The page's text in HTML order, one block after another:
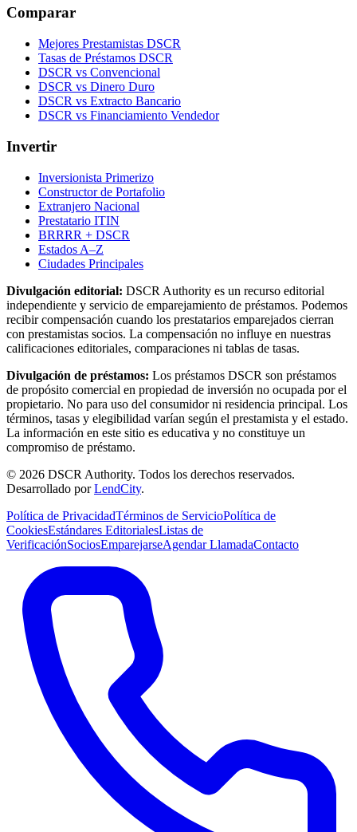
Comparar
Mejores Prestamistas DSCR
Tasas de Préstamos DSCR
DSCR vs Convencional
DSCR vs Dinero Duro
DSCR vs Extracto Bancario
DSCR vs Financiamiento Vendedor
Invertir
Inversionista Primerizo
Constructor de Portafolio
Extranjero Nacional
Prestatario ITIN
BRRRR + DSCR
Estados A–Z
Ciudades Principales
Divulgación editorial: DSCR Authority es un recurso editorial
independiente y servicio de emparejamiento de préstamos. Podemos
recibir compensación cuando los prestatarios emparejados cierran
con prestamistas socios. La compensación no influye en nuestras
calificaciones editoriales, comparaciones ni tablas de tasas.
Divulgación de préstamos: Los préstamos DSCR son préstamos
de propósito comercial en propiedad de inversión no ocupada por el
propietario. No para uso del consumidor ni residencia principal. Los
términos, tasas y elegibilidad varían según el prestamista y el estado.
La información en este sitio es educativa y no constituye un
compromiso de préstamo.
© 2026 DSCR Authority. Todos los derechos reservados.
Desarrollado por LendCity.
Política de PrivacidadTérminos de ServicioPolítica de
CookiesEstándares EditorialesListas de
VerificaciónSociosEmparejarseAgendar LlamadaContacto